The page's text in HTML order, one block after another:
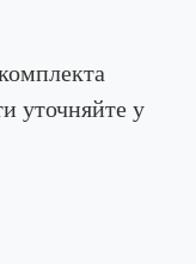
уточняйте у